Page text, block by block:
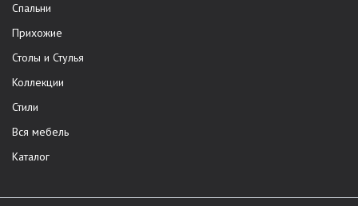
Спальни
Прихожие
Столы и Стулья
Коллекции
Стили
Вся мебель
Каталог